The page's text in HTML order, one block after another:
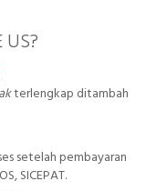
terlengkap ditambah
setelah pembayaran
SICEPAT.